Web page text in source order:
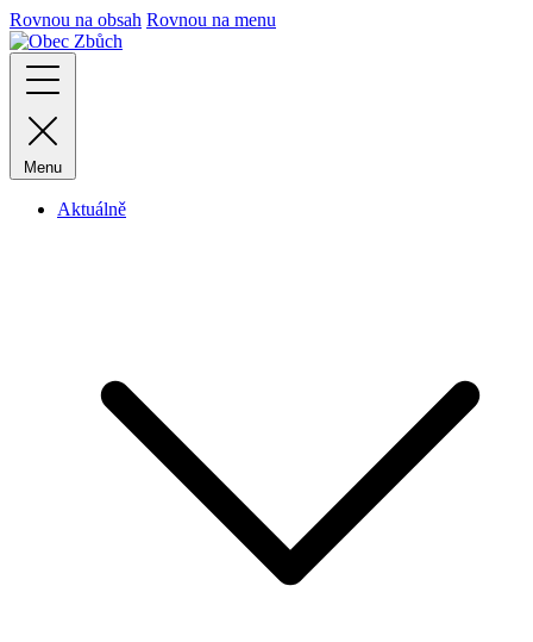
Rovnou na obsah Rovnou na menu
Menu
Aktuálně